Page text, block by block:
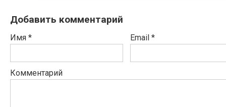
Добавить комментарий
Имя * Email *
Комментарий